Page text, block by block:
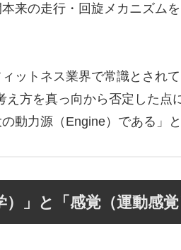
来の走行・回旋メカニズム
ットネス業界で常識とされ
え方を真っ向から否定した
動力源（Engine）である」
）」と「感覚（運動感